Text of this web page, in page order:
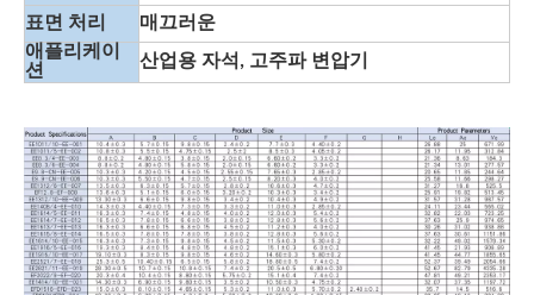
표면 처리
매끄러운
애플리케이
션
산업용 자석, 고주파 변압기